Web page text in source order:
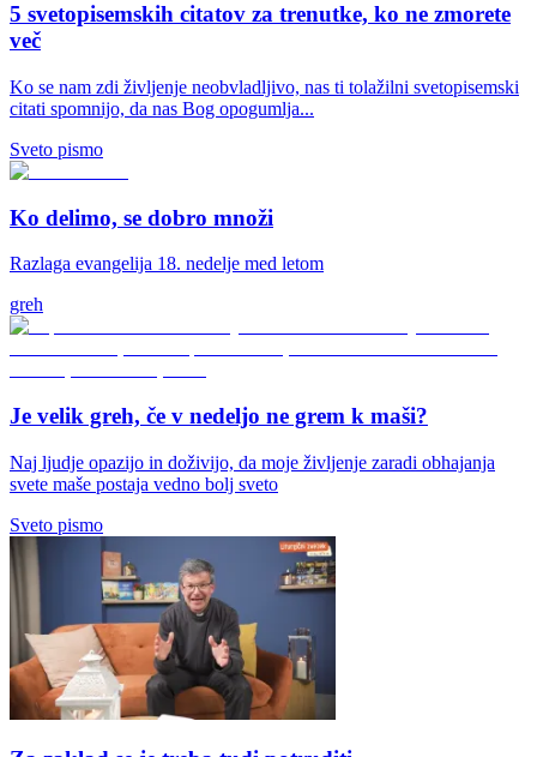
5 svetopisemskih citatov za trenutke, ko ne zmorete
več
Ko se nam zdi življenje neobvladljivo, nas ti tolažilni svetopisemski
citati spomnijo, da nas Bog opogumlja...
Sveto pismo
Ko delimo, se dobro množi
Razlaga evangelija 18. nedelje med letom
greh
Je velik greh, če v nedeljo ne grem k maši?
Naj ljudje opazijo in doživijo, da moje življenje zaradi obhajanja
svete maše postaja vedno bolj sveto
Sveto pismo